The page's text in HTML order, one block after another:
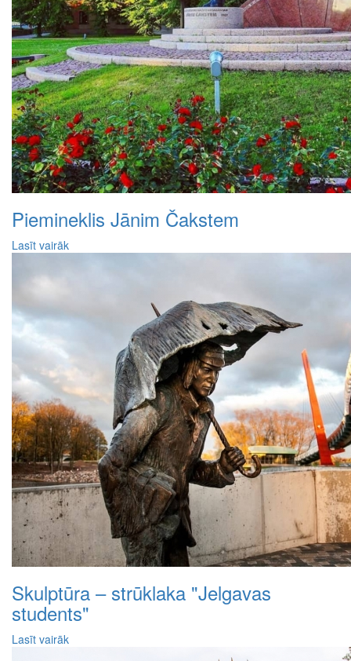
Piemineklis Jānim Čakstem
Lasīt vairāk
Skulptūra – strūklaka "Jelgavas
students"
Lasīt vairāk